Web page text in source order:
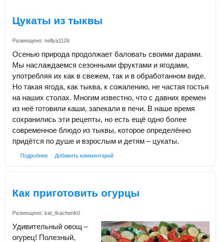
Цукаты из тыквы
Размещено: nellya1126
Осенью природа продолжает баловать своими дарами.
Мы наслаждаемся сезонными фруктами и ягодами,
употребляя их как в свежем, так и в обработанном виде.
Но такая ягода, как тыква, к сожалению, не частая гостья
на наших столах. Многим известно, что с давних времен
из неё готовили каши, запекали в печи. В наше время
сохранились эти рецепты, но есть ещё одно более
современное блюдо из тыквы, которое определённо
придётся по душе и взрослым и детям – цукаты.
Подробнее Добавить комментарий
Как приготовить огурцы
Размещено: kat_tkachenk0
Удивительный овощ –
огурец! Полезный,